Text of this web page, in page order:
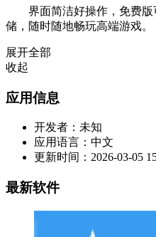
界面简洁好操作，免费版
储，随时随地畅玩高端游戏。
展开全部
收起
应用信息
开发者： 未知
应用语言： 中文
更新时间： 2026-03-05
最新软件